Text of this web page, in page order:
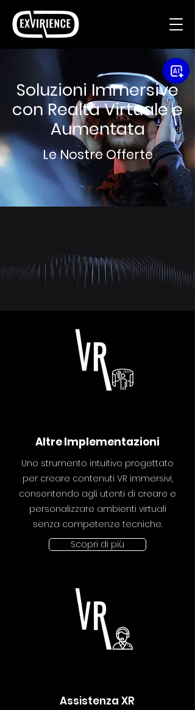
Soluzioni Immersive
con Realtà Virtuale e
Aumentata
Le Nostre Offerte
Altre Implementazioni
Uno strumento intuitivo progettato
per creare contenuti VR immersivi,
consentendo agli utenti di creare e
personalizzare ambienti virtuali
senza competenze tecniche.
Scopri di più
Assistenza XR